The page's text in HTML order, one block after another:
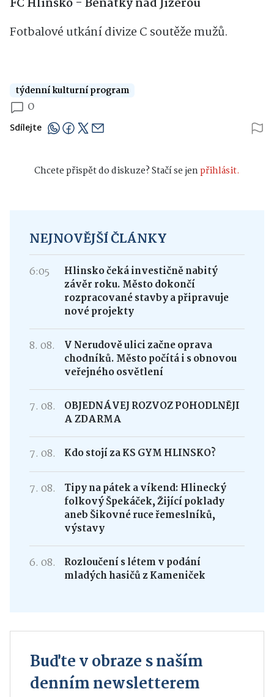
Fotbalové utkání divize C soutěže mužů.
týdenní kulturní program
0
Sdílejte
Chcete přispět do diskuze? Stačí se jenpřihlásit.
NEJNOVĚJŠÍ ČLÁNKY
6:05
Hlinsko čeká investičně nabitý
závěr roku. Město dokončí
rozpracované stavby a připravuje
nové projekty
8. 08.
V Nerudově ulici začne oprava
chodníků. Město počítá i s obnovou
veřejného osvětlení
7. 08.
OBJEDNÁVEJ ROZVOZ POHODLNĚJI
A ZDARMA
7. 08. Kdo stojí za KS GYM HLINSKO?
7. 08.
Tipy na pátek a víkend: Hlinecký
folkový Špekáček, Žijící poklady
aneb Šikovné ruce řemeslníků,
výstavy
6. 08.
Rozloučení s létem v podání
mladých hasičů z Kameniček
Buďte v obraze s naším
denním newsletterem